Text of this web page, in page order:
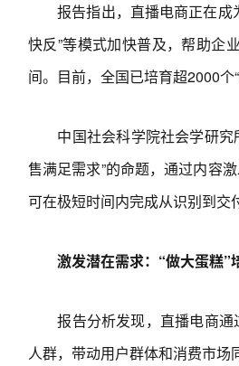
报告指出，直播电商正在成
快反”等模式加快普及，帮助企
间。目前，全国已培育超2000个
中国社会科学院社会学研究
售满足需求”的命题，通过内容
可在极短时间内完成从识别到交
激发潜在需求：“做大蛋糕”
报告分析发现，直播电商通
人群，带动用户群体和消费市